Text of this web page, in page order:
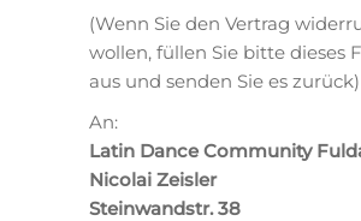
(Wenn Sie den Vertrag
wollen, füllen Sie bitte dieses
aus und senden Sie es zurück)
An:
Latin Dance Community
Nicolai Zeisler
Steinwandstr. 38